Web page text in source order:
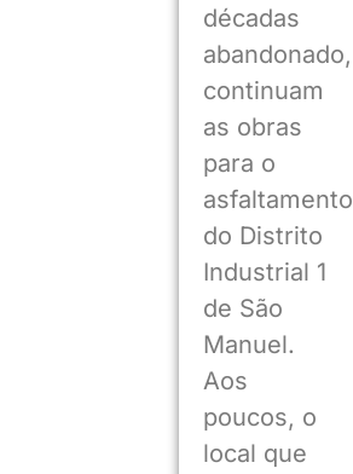
décadas
abandonado,
continuam
as obras
para o
asfaltamento
do Distrito
Industrial 1
de São
Manuel.
Aos
poucos, o
local que